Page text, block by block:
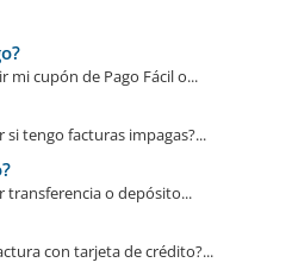
mi cupón de Pago Fácil o...
si tengo facturas impagas?...
transferencia o depósito...
con tarjeta de crédito?...